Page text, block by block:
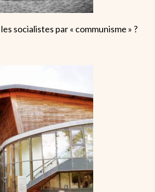
socialistes par « communisme » ?